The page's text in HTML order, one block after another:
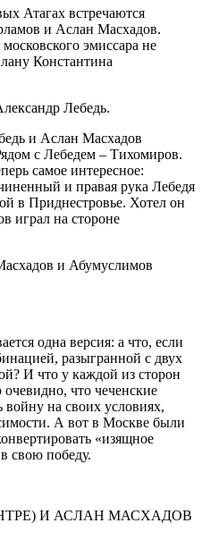
Атагах встречаются
и Аслан Масхадов.
эмиссара не
Константина
Лебедь.
и Аслан Масхадов
с Лебедем – Тихомиров.
самое интересное:
и правая рука Лебедя
в Приднестровье. Хотел он
играл на стороне
и Абумуслимов
одна версия: а что, если
разыгранной с двух
И что у каждой из сторон
что чеченские
войну на своих условиях,
А вот в Москве были
«изящное
свою победу.
И АСЛАН МАСХАДОВ